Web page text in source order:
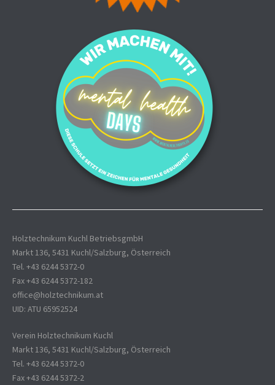
Holztechnikum Kuchl BetriebsgmbH
Markt 136, 5431 Kuchl/Salzburg, Österreich
Tel. +43 6244 5372-0
Fax +43 6244 5372-182
office@holztechnikum.at
UID: ATU 65952524
Verein Holztechnikum Kuchl
Markt 136, 5431 Kuchl/Salzburg, Österreich
Tel. +43 6244 5372-0
Fax +43 6244 5372-2